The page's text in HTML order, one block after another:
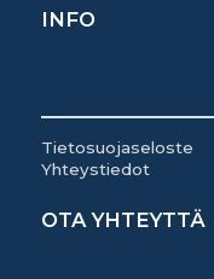
INFO
Tietosuojaseloste
Yhteystiedot
OTA YHTEYTTÄ